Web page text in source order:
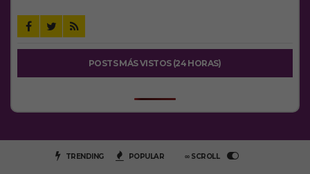
POSTS MÁS VISTOS (24 HORAS)
TRENDING POPULAR ∞ SCROLL